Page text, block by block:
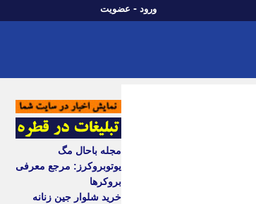
ورود - عضویت
مجله باحال مگ
یوتوبروکرز: مرجع معرفی
بروکرها
خرید شلوار جین زنانه